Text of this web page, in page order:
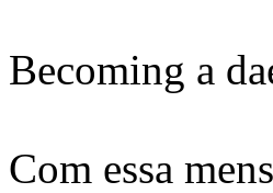
Becoming a
Com essa